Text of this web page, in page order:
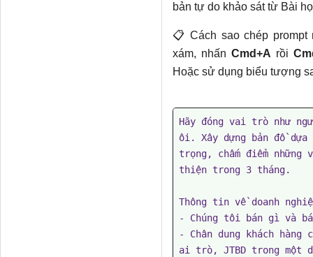
bản tự do khảo sát từ Bài
📋 Cách sao chép prompt
xám, nhấn Cmd+A rồi
Hoặc sử dụng biểu tượng
Hãy đóng vai trò như
ôi. Xây dựng bản đồ
trọng, chấm điểm
thiện trong 3 tháng.
Thông tin về doanh
- Chúng tôi bán gì và
- Chân dung khách
ai trò, JTBD trong một